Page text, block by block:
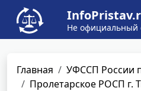
Не официальный
Главная
УФССП России
Пролетарское РОСП г.